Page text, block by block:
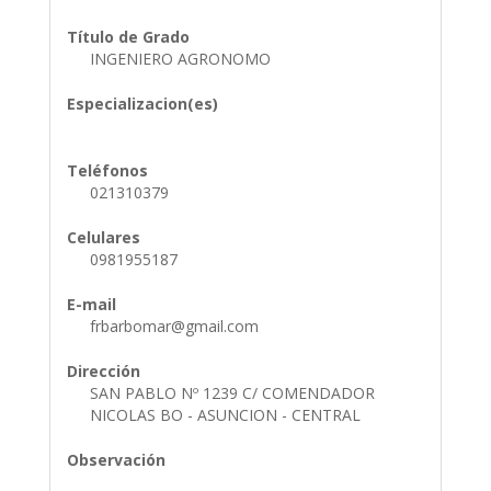
Título de Grado
INGENIERO AGRONOMO
Especializacion(es)
Teléfonos
021310379
Celulares
0981955187
E-mail
frbarbomar@gmail.com
Dirección
SAN PABLO Nº 1239 C/ COMENDADOR
NICOLAS BO - ASUNCION - CENTRAL
Observación